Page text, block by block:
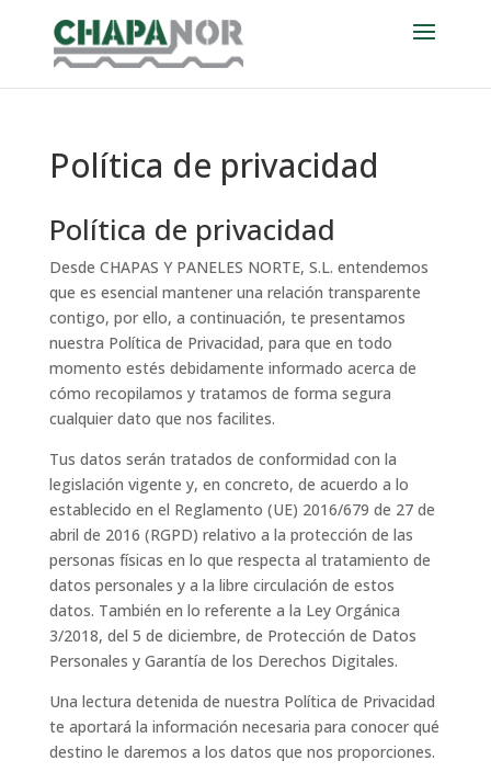
Política de privacidad
Política de privacidad
Desde CHAPAS Y PANELES NORTE, S.L. entendemos
que es esencial mantener una relación transparente
contigo, por ello, a continuación, te presentamos
nuestra Política de Privacidad, para que en todo
momento estés debidamente informado acerca de
cómo recopilamos y tratamos de forma segura
cualquier dato que nos facilites.
Tus datos serán tratados de conformidad con la
legislación vigente y, en concreto, de acuerdo a lo
establecido en el Reglamento (UE) 2016/679 de 27 de
abril de 2016 (RGPD) relativo a la protección de las
personas físicas en lo que respecta al tratamiento de
datos personales y a la libre circulación de estos
datos. También en lo referente a la Ley Orgánica
3/2018, del 5 de diciembre, de Protección de Datos
Personales y Garantía de los Derechos Digitales.
Una lectura detenida de nuestra Política de Privacidad
te aportará la información necesaria para conocer qué
destino le daremos a los datos que nos proporciones.